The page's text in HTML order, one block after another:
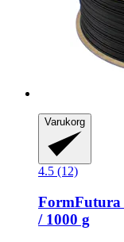
Varukorg
4.5 (12)
FormFutura
/ 1000 g